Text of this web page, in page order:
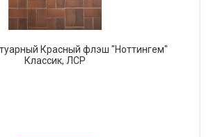
Красный флэш "Ноттингем"
Классик, ЛСР